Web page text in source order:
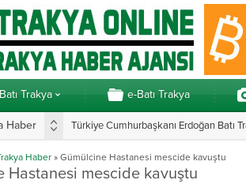
Batı Trakya e-Batı Trakya
Haber Türkiye Cumhurbaşkanı Erdoğan Batı
Haber » Gümülcine Hastanesi mescide kavuştu
Hastanesi mescide kavuştu